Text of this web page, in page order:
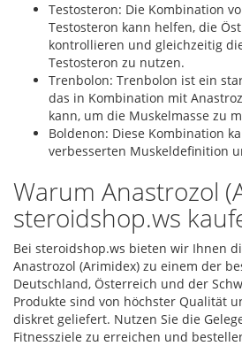
Testosteron: Die Kombination
Testosteron kann helfen, die
kontrollieren und gleichzeitig
Testosteron zu nutzen.
Trenbolon: Trenbolon ist ein
das in Kombination mit
kann, um die Muskelmasse zu
Boldenon: Diese Kombination
verbesserten Muskeldefinition
Warum Anastrozol
steroidshop.ws
Bei steroidshop.ws bieten wir Ihnen
Anastrozol (Arimidex) zu einem der
Deutschland, Österreich und der
Produkte sind von höchster Qualität
diskret geliefert. Nutzen Sie die
Fitnessziele zu erreichen und